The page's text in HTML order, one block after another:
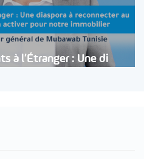
à l’Étranger : Une di